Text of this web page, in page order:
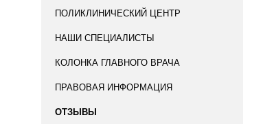
ПОЛИКЛИНИЧЕСКИЙ ЦЕНТР
НАШИ СПЕЦИАЛИСТЫ
КОЛОНКА ГЛАВНОГО ВРАЧА
ПРАВОВАЯ ИНФОРМАЦИЯ
ОТЗЫВЫ